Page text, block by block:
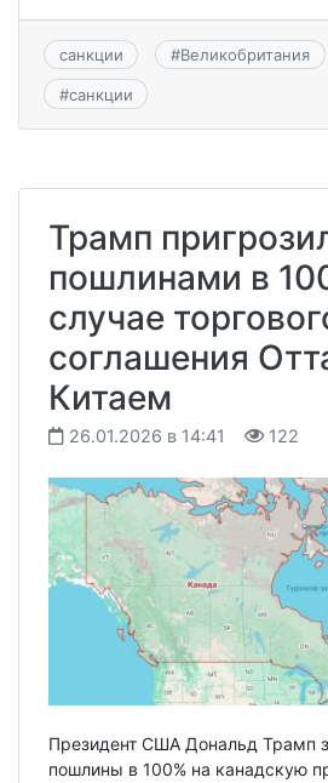
санкции #Великобритания
#санкции
Трамп
пошлинами в
случае
соглашения
Китаем
26.01.2026 в 14:41 122
Президент США Дональд Трамп
пошлины в 100% на канадскую